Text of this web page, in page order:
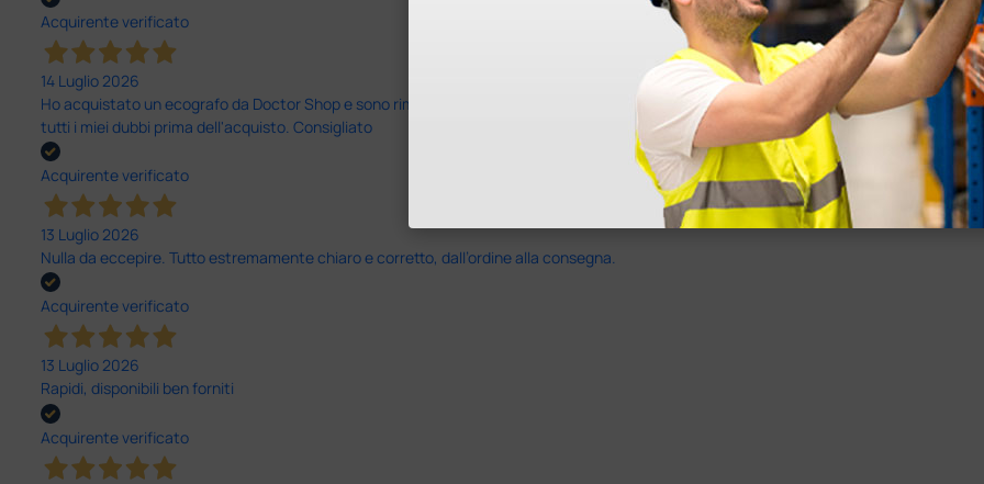
Acquirente verificato
14 Luglio 2026
Ho acquistato un ecografo da Doctor Shop e sono rimasto molto soddisfatto dell'esperienza. Apparecchiatura di qualità, consegna
tutti i miei dubbi prima dell'acquisto. Consigliato
Acquirente verificato
13 Luglio 2026
Nulla da eccepire. Tutto estremamente chiaro e corretto, dall’ordine alla consegna.
Acquirente verificato
13 Luglio 2026
Rapidi, disponibili ben forniti
Acquirente verificato